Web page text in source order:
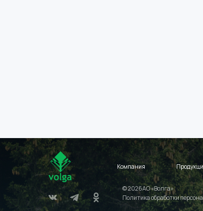
Компания
© 2026АО «Волга»
Политика обработки